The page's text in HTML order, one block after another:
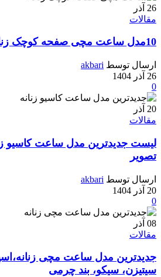
26 آذر
مقالات
10مدل ساعت مچی صفحه کوچک زنانه از بهترین برندها
ارسال توسط akbari
26 آذر 1404
0
20 آذر
مقالات
لیست جدیدترین مدل ساعت کاسیو
تصویر
ارسال توسط akbari
20 آذر 1404
0
08 آذر
مقالات
جدیدترین مدل ساعت مچی
سیتیزن، سیکو، بند چرمی